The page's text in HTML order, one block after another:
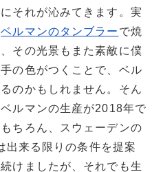
それが沁みてきます。実
ベルマンのタンブラー で焼
その光景もまた素敵に僕
の色がつくことで、ベル
のかもしれません。そん
ルマンの生産が2018年で
ちろん、スウェーデンの
出来る限りの条件を提案
けましたが、それでも生